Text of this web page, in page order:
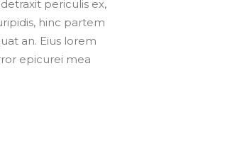
periculis ex,
hinc partem
an. Eius lorem
epicurei mea